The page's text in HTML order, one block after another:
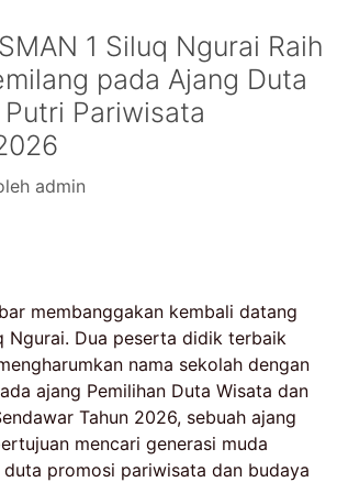
1 Siluq Ngurai Raih
pada Ajang Duta
Pariwisata
admin
membanggakan kembali datang
Ngurai. Dua peserta didik terbaik
nama sekolah dengan
ajang Pemilihan Duta Wisata dan
Tahun 2026, sebuah ajang
mencari generasi muda
promosi pariwisata dan budaya